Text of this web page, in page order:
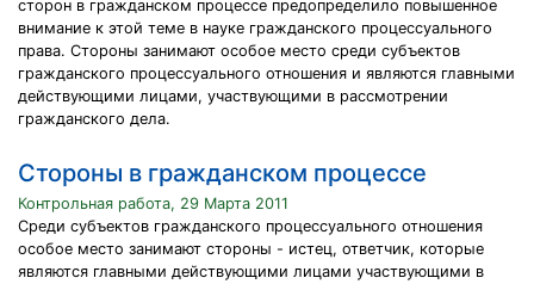
сторон в гражданском процессе предопределило повышенное
внимание к этой теме в науке гражданского процессуального
права. Стороны занимают особое место среди субъектов
гражданского процессуального отношения и являются главными
действующими лицами, участвующими в рассмотрении
гражданского дела.
Стороны в гражданском процессе
Контрольная работа, 29 Марта 2011
Среди субъектов гражданского процессуального отношения
особое место занимают стороны - истец, ответчик, которые
являются главными действующими лицами участвующими в